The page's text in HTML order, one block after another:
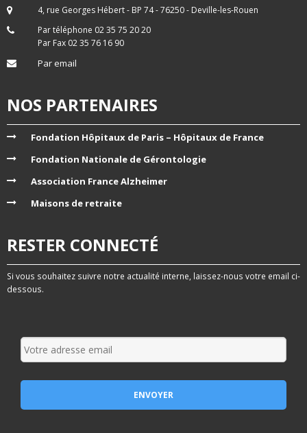
4, rue Georges Hébert - BP 74 - 76250 - Deville-les-Rouen
Par téléphone 02 35 75 20 20
Par Fax 02 35 76 16 90
Par email
NOS PARTENAIRES
Fondation Hôpitaux de Paris – Hôpitaux de France
Fondation Nationale de Gérontologie
Association France Alzheimer
Maisons de retraite
RESTER CONNECTÉ
Si vous souhaitez suivre notre actualité interne, laissez-nous votre email ci-
dessous.